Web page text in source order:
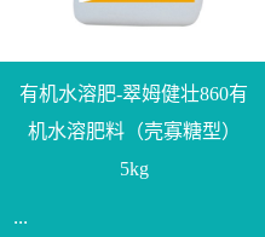
用方法】1、飞防：每亩
复配其他农药、肥料并提
高药效，间隔2-3周，可连
释均匀喷施苗床;移栽前一
有机水溶肥-翠姆健壮860有
机水溶肥料（壳寡糖型）
5kg
...